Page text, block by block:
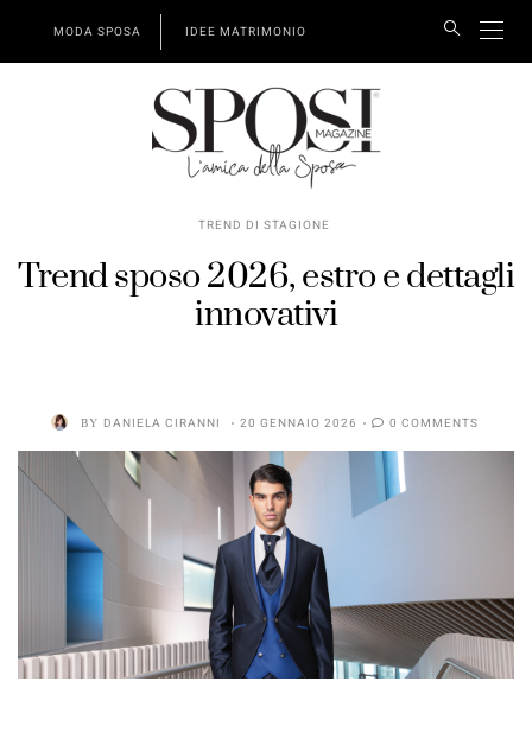
MODA SPOSA IDEE MATRIMONIO
TREND DI STAGIONE
Trend sposo 2026, estro e dettagli
innovativi
BY DANIELA CIRANNI 20 GENNAIO 2026 0 COMMENTS